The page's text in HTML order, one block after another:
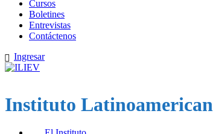
Cursos
Boletines
Entrevistas
Contáctenos
Ingresar
Instituto